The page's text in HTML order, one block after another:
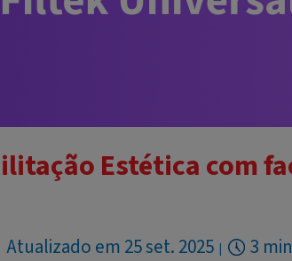
Estética com
Atualizado em 25 set. 2025 3